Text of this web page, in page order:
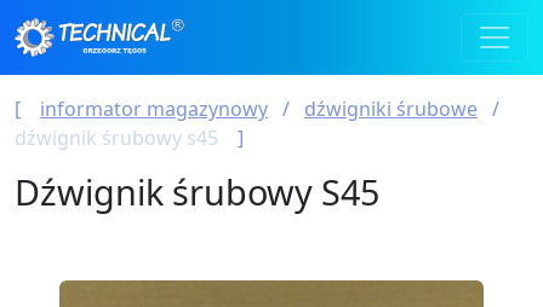
informator magazynowy
dźwigniki śrubowe
dźwignik śrubowy s45
Dźwignik śrubowy S45